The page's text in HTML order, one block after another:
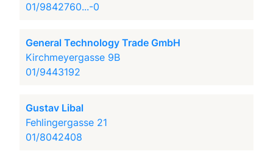
01/9842760...-0
General Technology Trade GmbH
Kirchmeyergasse 9B
01/9443192
Gustav Libal
Fehlingergasse 21
01/8042408